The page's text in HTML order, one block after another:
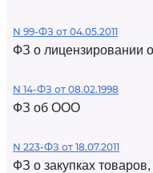
N 99-ФЗ от 04.05.2011
ФЗ о лицензировании
N 14-ФЗ от 08.02.1998
ФЗ об ООО
N 223-ФЗ от 18.07.2011
ФЗ о закупках